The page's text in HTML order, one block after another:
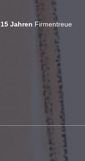
15 Jahren Firmentreue